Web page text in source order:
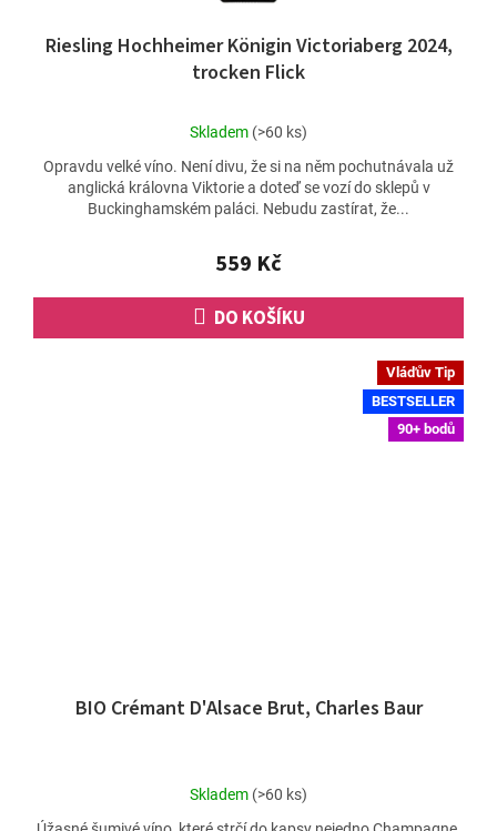
Riesling Hochheimer Königin Victoriaberg 2024,
trocken Flick
Průměrné
produktu
je
4,7
5
hvězdiček.
Skladem (>60 ks)
559 Kč
DO KOŠÍKU
Opravdu velké víno. Není divu, že si na něm pochutnávala už
anglická královna Viktorie a doteď se vozí do sklepů v
Buckinghamském paláci. Nebudu zastírat, že...
Vláďův Tip
BESTSELLER
90+ bodů
BIO Crémant D'Alsace Brut, Charles Baur
Průměrné
Skladem (>60 ks)